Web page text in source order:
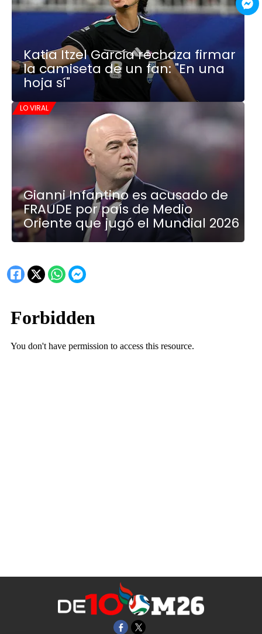
Katia Itzel García rechaza firmar
la camiseta de un fan: "En una
hoja sí"
LO VIRAL
Gianni Infantino es acusado de
FRAUDE por país de Medio
Oriente que jugó el Mundial 2026